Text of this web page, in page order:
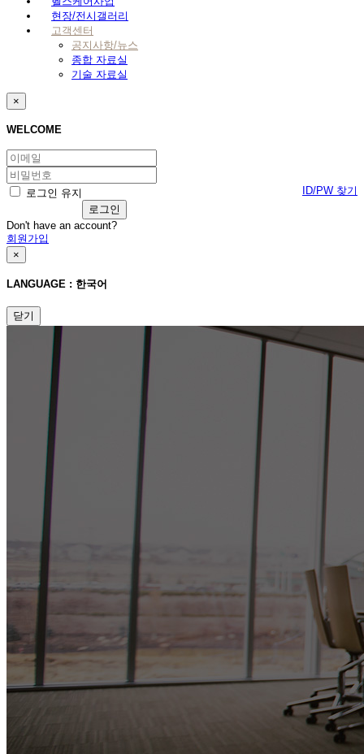
현장/전시갤러리
고객센터
공지사항/뉴스
종합 자료실
기술 자료실
×
WELCOME
로그인 유지 ID/PW 찾기
Don't have an account?
회원가입
×
LANGUAGE : 한국어
닫기